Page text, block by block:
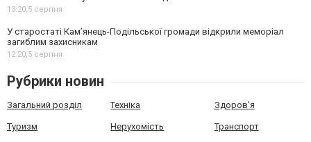
13:20,5 серпня
У старостаті Кам’янець-Подільської громади відкрили меморіал
загиблим захисникам
12:20,5 серпня
Рубрики новин
Загальний розділ Техніка Здоров'я
Туризм Нерухомість Транспорт